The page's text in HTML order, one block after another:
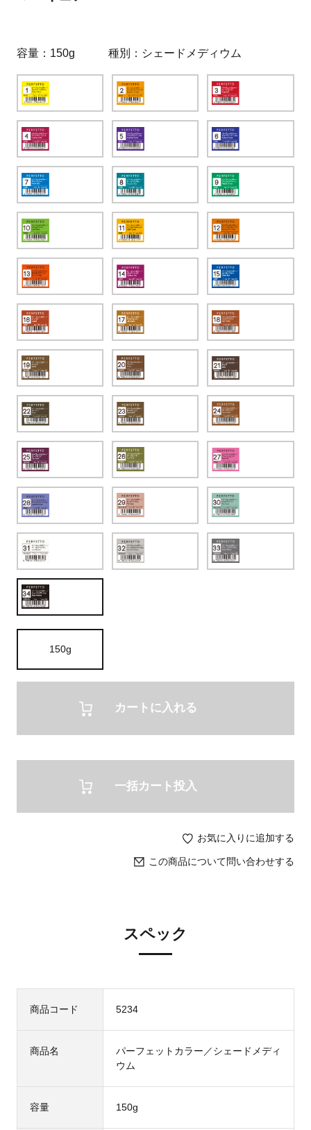
容量 150g 種別 シェードメディウム
150g
カートに入れる
一括カート投入
お気に入りに追加する
この商品について問い合わせする
スペック
商品コード 5234
商品名
パーフェットカラー／シェードメディ
ウム
容量 150g